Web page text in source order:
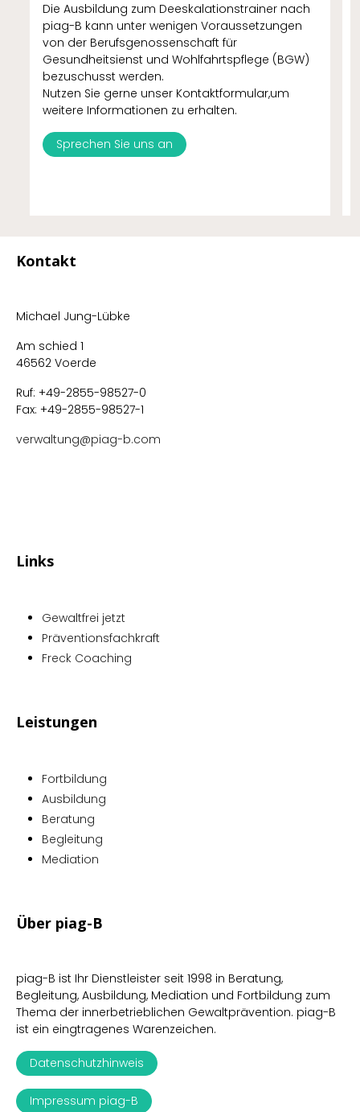
Die Ausbildung zum Deeskalationstrainer nach
piag-B kann unter wenigen Voraussetzungen
von der Berufsgenossenschaft für
Gesundheitsienst und Wohlfahrtspflege (BGW)
bezuschusst werden.
Nutzen Sie gerne unser Kontaktformular,um
weitere Informationen zu erhalten.
Sprechen Sie uns an
Kontakt
Michael Jung-Lübke
Am schied 1
46562 Voerde
Ruf: +49-2855-98527-0
Fax: +49-2855-98527-1
verwaltung@piag-b.com
Links
Gewaltfrei jetzt
Präventionsfachkraft
Freck Coaching
Leistungen
Fortbildung
Ausbildung
Beratung
Begleitung
Mediation
Über piag-B
piag-B ist Ihr Dienstleister seit 1998 in Beratung,
Begleitung, Ausbildung, Mediation und Fortbildung zum
Thema der innerbetrieblichen Gewaltprävention. piag-B
ist ein eingtragenes Warenzeichen.
Datenschutzhinweis
Impressum piag-B